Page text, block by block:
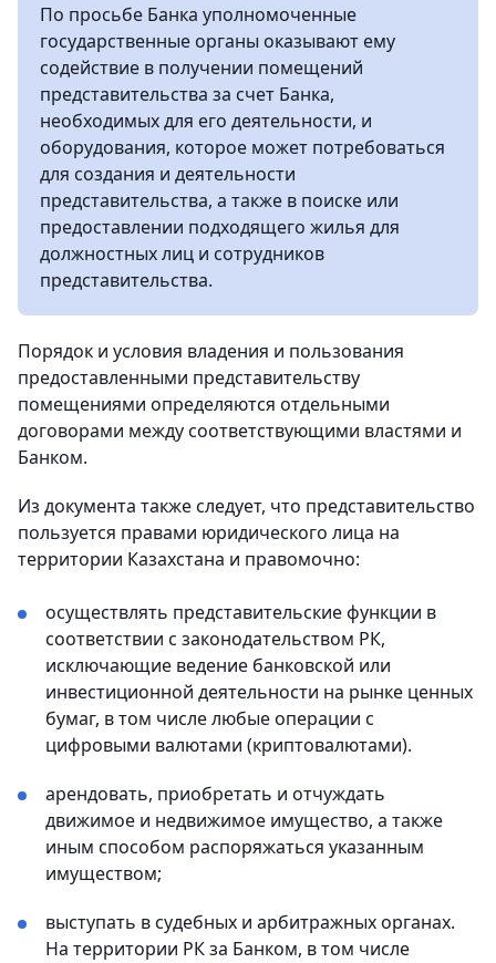
По просьбе Банка уполномоченные
государственные органы оказывают ему
содействие в получении помещений
представительства за счет Банка,
необходимых для его деятельности, и
оборудования, которое может потребоваться
для создания и деятельности
представительства, а также в поиске или
предоставлении подходящего жилья для
должностных лиц и сотрудников
представительства.
Порядок и условия владения и пользования
предоставленными представительству
помещениями определяются отдельными
договорами между соответствующими властями и
Банком.
Из документа также следует, что представительство
пользуется правами юридического лица на
территории Казахстана и правомочно:
осуществлять представительские функции в
соответствии с законодательством РК,
исключающие ведение банковской или
инвестиционной деятельности на рынке ценных
бумаг, в том числе любые операции с
цифровыми валютами (криптовалютами).
арендовать, приобретать и отчуждать
движимое и недвижимое имущество, а также
иным способом распоряжаться указанным
имуществом;
выступать в судебных и арбитражных органах.
На территории РК за Банком, в том числе